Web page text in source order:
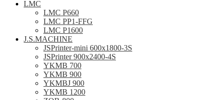
LMC
LMC P660
LMC PP1-FFG
LMC P1600
J.S.MACHINE
JSPrinter-mini 600x1800-3S
JSPrinter 900x2400-4S
YKMB 700
YKMB 900
YKMBJ 900
YKMB 1200